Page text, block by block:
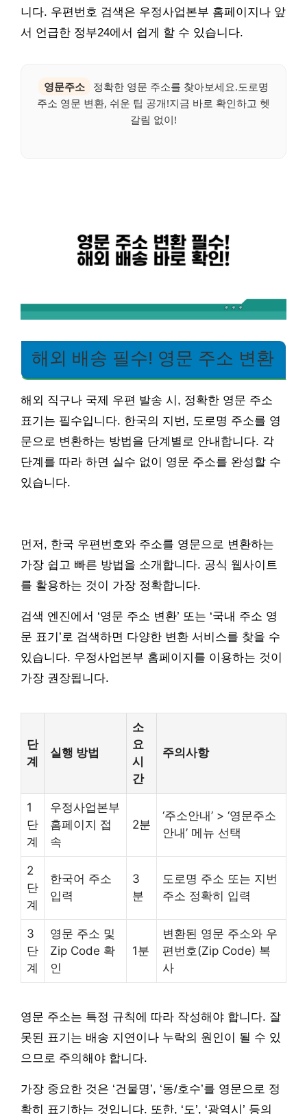
니다. 우편번호 검색은 우정사업본부 홈페이지나 앞
서 언급한 정부24에서 쉽게 할 수 있습니다.
영문주소
정확한 영문 주소를 찾아보세요.도로명
주소 영문 변환, 쉬운 팁 공개!지금 바로 확인하고 헷
갈림 없이!
해외 배송 필수! 영문 주소 변환
해외 직구나 국제 우편 발송 시, 정확한 영문 주소
표기는 필수입니다. 한국의 지번, 도로명 주소를 영
문으로 변환하는 방법을 단계별로 안내합니다. 각
단계를 따라 하면 실수 없이 영문 주소를 완성할 수
있습니다.
먼저, 한국 우편번호와 주소를 영문으로 변환하는
가장 쉽고 빠른 방법을 소개합니다. 공식 웹사이트
를 활용하는 것이 가장 정확합니다.
검색 엔진에서 ‘영문 주소 변환’ 또는 ‘국내 주소 영
문 표기’로 검색하면 다양한 변환 서비스를 찾을 수
있습니다. 우정사업본부 홈페이지를 이용하는 것이
가장 권장됩니다.
단
계
실행 방법
소
요
시
간
주의사항
1
단
계
우정사업본부
홈페이지 접
속
2분
‘주소안내’ > ‘영문주소
안내’ 메뉴 선택
2
단
계
한국어 주소
입력
3
분
도로명 주소 또는 지번
주소 정확히 입력
3
단
계
영문 주소 및
Zip Code 확
인
1분
변환된 영문 주소와 우
편번호(Zip Code) 복
사
영문 주소는 특정 규칙에 따라 작성해야 합니다. 잘
못된 표기는 배송 지연이나 누락의 원인이 될 수 있
으므로 주의해야 합니다.
가장 중요한 것은 ‘건물명’, ‘동/호수’를 영문으로 정
확히 표기하는 것입니다. 또한, ‘도’, ‘광역시’ 등의